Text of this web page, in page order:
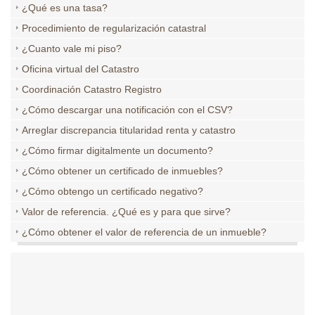
¿Qué es una tasa?
Procedimiento de regularización catastral
¿Cuanto vale mi piso?
Oficina virtual del Catastro
Coordinación Catastro Registro
¿Cómo descargar una notificación con el CSV?
Arreglar discrepancia titularidad renta y catastro
¿Cómo firmar digitalmente un documento?
¿Cómo obtener un certificado de inmuebles?
¿Cómo obtengo un certificado negativo?
Valor de referencia. ¿Qué es y para que sirve?
¿Cómo obtener el valor de referencia de un inmueble?